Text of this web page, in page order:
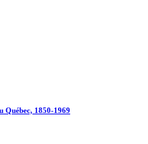
Québec, 1850-1969